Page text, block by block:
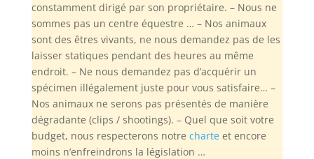
constamment dirigé par son propriétaire. – Nous ne
sommes pas un centre équestre … – Nos animaux
sont des êtres vivants, ne nous demandez pas de les
laisser statiques pendant des heures au même
endroit. – Ne nous demandez pas d’acquérir un
spécimen illégalement juste pour vous satisfaire… –
Nos animaux ne serons pas présentés de manière
dégradante (clips / shootings). – Quel que soit votre
budget, nous respecterons notre charteet encore
moins n’enfreindrons la législation …